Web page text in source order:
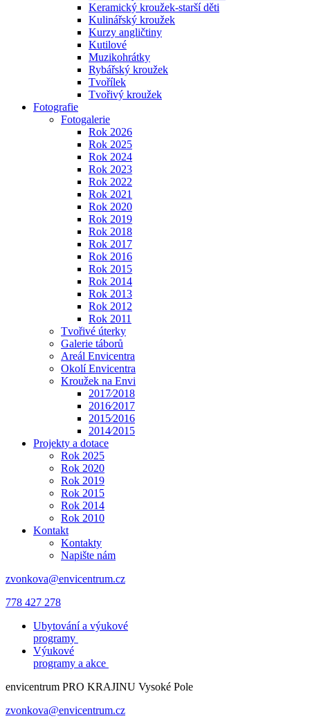
Keramický kroužek-starší děti
Kulinářský kroužek
Kurzy angličtiny
Kutilové
Muzikohrátky
Rybářský kroužek
Tvořílek
Tvořivý kroužek
Fotografie
Fotogalerie
Rok 2026
Rok 2025
Rok 2024
Rok 2023
Rok 2022
Rok 2021
Rok 2020
Rok 2019
Rok 2018
Rok 2017
Rok 2016
Rok 2015
Rok 2014
Rok 2013
Rok 2012
Rok 2011
Tvořivé úterky
Galerie táborů
Areál Envicentra
Okolí Envicentra
Kroužek na Envi
2017⁄2018
2016⁄2017
2015⁄2016
2014⁄2015
Projekty a dotace
Rok 2025
Rok 2020
Rok 2019
Rok 2015
Rok 2014
Rok 2010
Kontakt
Kontakty
Napište nám
zvonkova@envicentrum.cz
778 427 278
Ubytování a výukové
programy
Výukové
programy a akce
envicentrum PRO KRAJINU Vysoké Pole
zvonkova@envicentrum.cz